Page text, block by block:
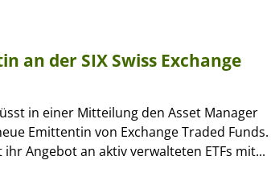
an der SIX Swiss Exchange
in einer Mitteilung den Asset Manager
Emittentin von Exchange Traded Funds.
Angebot an aktiv verwalteten ETFs mit...